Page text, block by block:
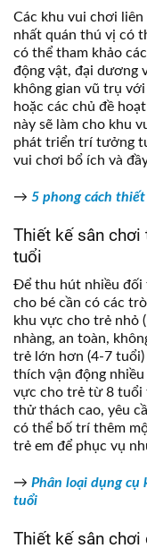
Các khu vui chơi
nhất quán thú vị có
có thể tham khảo
động vật, đại dương
không gian vũ trụ
hoặc các chủ đề
này sẽ làm cho khu
phát triển trí tưởng
vui chơi bổ ích và
→ 5 phong cách
Thiết kế sân chơi
tuổi
Để thu hút nhiều đối
cho bé cần có các
khu vực cho trẻ nhỏ
nhàng, an toàn,
trẻ lớn hơn (4-7
thích vận động
vực cho trẻ từ 8 tuổi
thử thách cao, yêu
có thể bố trí thêm
trẻ em để phục vụ
→ Phân loại dụng
tuổi
Thiết kế sân chơi